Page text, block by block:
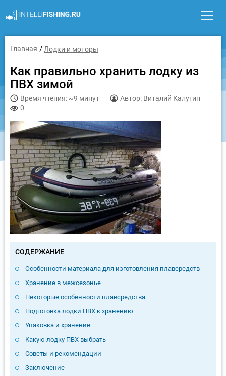
Главная Лодки и моторы
Как правильно хранить лодку из
ПВХ зимой
Время чтения: ~9 минут
Автор: Виталий Калугин
0
СОДЕРЖАНИЕ
Особенности материала для изготовления плавсредств
Хранение в межсезонье
Некоторые особенности плавсредства
Подготовка лодки ПВХ к хранению
Упаковка и хранение
Какую лодку ПВХ выбрать
Советы и рекомендации
Заключение